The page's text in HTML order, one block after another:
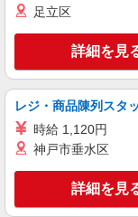
紹介予定派遣
株式会社パソナ・東
人
キープ
足立区
詳細を見
レジ・商品陳列スタ
時給 1,120円
神戸市垂水区
詳細を見